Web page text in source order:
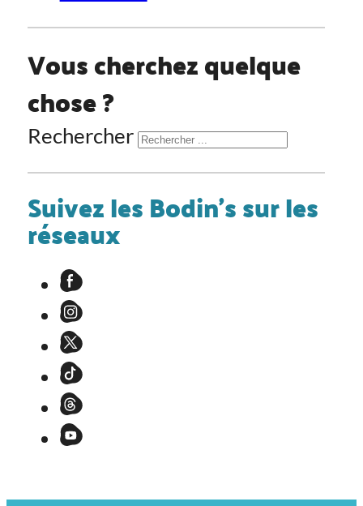
Vous cherchez quelque
chose ?
Rechercher
Suivez les Bodin's sur les
réseaux